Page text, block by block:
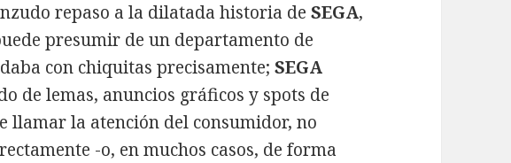
repaso a la dilatada historia deSEGA,
presumir de un departamento de
con chiquitas precisamente;SEGA
de lemas, anuncios gráficos y spots de
llamar la atención del consumidor, no
-o, en muchos casos, de forma